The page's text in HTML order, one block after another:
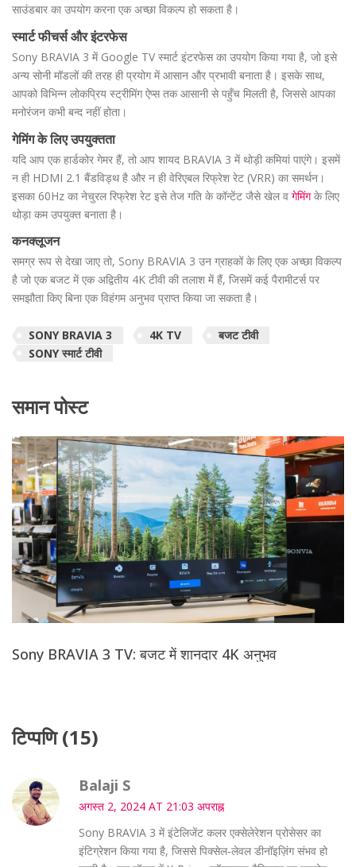
साउंडबार का उपयोग करना एक अच्छा विकल्प हो सकता है।
स्मार्ट फीचर्स और इंटरफेस
Sony BRAVIA 3 में Google TV स्मार्ट इंटरफेस का उपयोग किया गया है, जो इसे
अन्य सोनी मॉडलों की तरह ही प्रयोग में आसान और प्रभावी बनाता है। इसके साथ,
आपको विभिन्न लोकप्रिय स्ट्रीमिंग ऐप्स तक आसानी से पहुँच मिलती है, जिससे आपका
मनोरंजन कभी बन्द नहीं होता।
गेमिंग के लिए उपयुक्तता
यदि आप एक हार्डकोर गेमर हैं, तो आप शायद BRAVIA 3 में थोड़ी कमियां पाएंगे। इसमें
न ही HDMI 2.1 बैंडविड्थ है और न ही वेरिएबल रिफ्रेश रेट (VRR) का समर्थन।
इसका 60Hz का नेचुरल रिफ्रेश रेट इसे तेज गति के कॉन्टेंट जैसे खेल व गेमिंगके लिए
थोड़ा कम उपयुक्त बनाता है।
कनक्लूजन
समग्र रूप से देखा जाए तो, Sony BRAVIA 3 उन ग्राहकों के लिए एक अच्छा विकल्प
है जो एक बजट में एक अद्वितीय 4K टीवी की तलाश में हैं, जिसमें कई पैरामीटर्स पर
समझौता किए बिना एक विहंगम अनुभव प्राप्त किया जा सकता है।
SONY BRAVIA 3 4K TV
बजट टीवी
SONY स्मार्ट टीवी
समान पोस्ट
Sony BRAVIA 3 TV: बजट में शानदार 4K अनुभव
टिप्पणि (15)
Balaji S
अगस्त 2, 2024 AT 21:03 अपराह्न
Sony BRAVIA 3 में इंटेलिजेंट कलर एक्सेलेरेशन प्रोसेसर का
इंटिग्रेशन किया गया है, जिससे पिक्सेल‑लेवल डीनॉइज़िंग संभव हो